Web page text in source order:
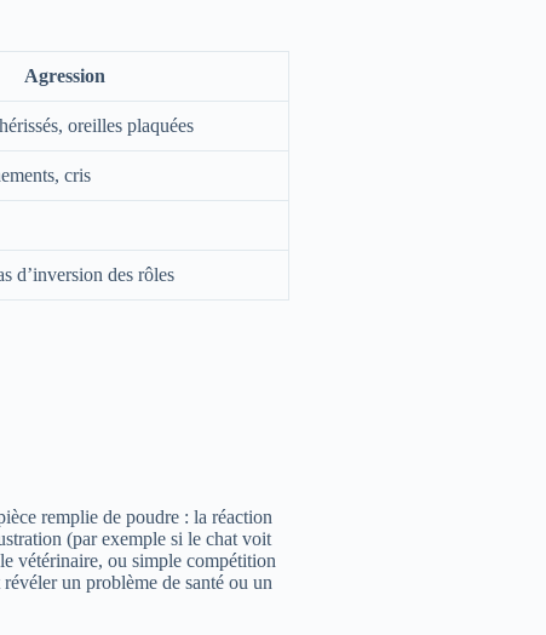
Agression
oreilles plaquées
cris
d’inversion des rôles
remplie de poudre : la réaction
(par exemple si le chat voit
vétérinaire, ou simple compétition
un problème de santé ou un